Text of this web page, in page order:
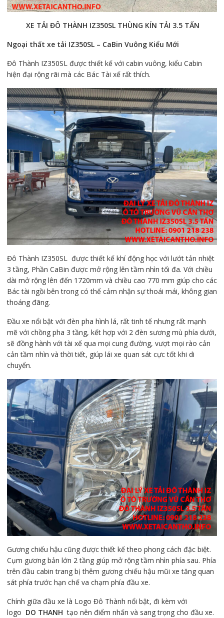
XE TẢI ĐÔ THÀNH IZ350SL THÙNG KÍN TẢI 3.5 TẤN
Ngoại thất xe tải IZ350SL – CaBin Vuông Kiểu Mới
Đô Thành IZ350SL được thiết kế với cabin vuông, kiểu Cabin
hiện đại rộng rãi mà các Bác Tài xế rất thích.
Đô Thành IZ350SL được thiết kế khí động học với lướt tản nhiệt
3 tầng, Phần CaBin được mở rộng lên tầm nhìn tối đa. Với chiều
dài mở rộng lên đến 1720mm và chiều cao 770 mm giúp cho các
Bác tài ngồi bên trong có thể cảm nhận sự thoái mái, không gian
thoáng đãng.
Đầu xe nổi bật với đèn pha hình lá, rất tinh tế nhưng rất mạnh
mẽ với chồng pha 3 tầng, kết hợp với 2 đèn sương mù phía dưới,
sẽ đồng hành với tài xế qua mọi cung đường, vượt mọi rào cản
cản tầm nhìn và thời tiết, giúp lái xe quan sát cực tốt khi di
chuyển.
Gương chiếu hậu cũng được thiết kế theo phong cách đặc biệt.
Cụm gương bản lớn 2 tầng giúp mở rộng tầm nhìn phía sau. Phía
trên đầu cabin trang bị thêm gương chiếu hậu mũi xe tăng quan
sát phía trước hạn chế va chạm phía đầu xe.
Chính giữa đầu xe là Logo Đô Thành nổi bật, đi kèm với
logo DO THANH tạo nên điểm nhấn và sang trọng cho đầu xe.